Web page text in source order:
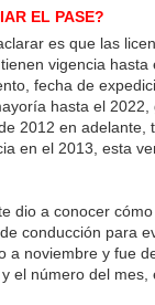
EL PASE?
es que las
vigencia
fecha de
hasta el
2012 en
en el 2013, esta
dio a conocer
conducción para
a noviembre y fue
el número del